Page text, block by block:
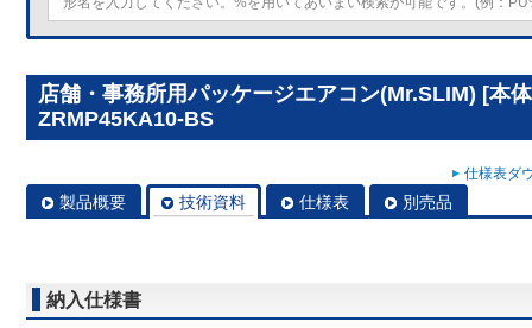
店舗・事務所用パッケージエアコン(Mr.SLIM) [本
ZRMP45KA10-BS
仕様表ダ
製品概要 技術資料 仕様表 別売品
納入仕様書